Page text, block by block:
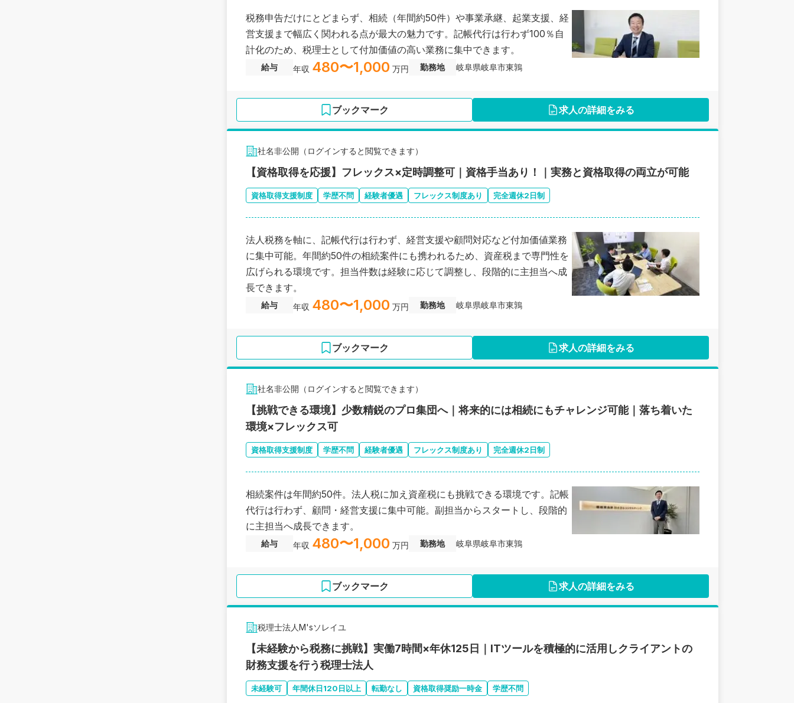
税務申告だけにとどまらず、相続（年間約50件）や事業承継、起業支援、経
営支援まで幅広く関われる点が最大の魅力です。記帳代行は行わず100％自
計化のため、税理士として付加価値の高い業務に集中できます。
給与 年収 480〜1,000 万円 勤務地 岐阜県岐阜市東鶉
ブックマーク 求人の詳細をみる
社名非公開（ログインすると閲覧できます）
【資格取得を応援】フレックス×定時調整可｜資格手当あり！｜実務と資格取得の両立が可能
資格取得支援制度 学歴不問 経験者優遇 フレックス制度あり 完全週休2日制
法人税務を軸に、記帳代行は行わず、経営支援や顧問対応など付加価値業務
に集中可能。年間約50件の相続案件にも携われるため、資産税まで専門性を
広げられる環境です。担当件数は経験に応じて調整し、段階的に主担当へ成
長できます。
給与 年収 480〜1,000 万円 勤務地 岐阜県岐阜市東鶉
ブックマーク 求人の詳細をみる
社名非公開（ログインすると閲覧できます）
【挑戦できる環境】少数精鋭のプロ集団へ｜将来的には相続にもチャレンジ可能｜落ち着いた
環境×フレックス可
資格取得支援制度 学歴不問 経験者優遇 フレックス制度あり 完全週休2日制
相続案件は年間約50件。法人税に加え資産税にも挑戦できる環境です。記帳
代行は行わず、顧問・経営支援に集中可能。副担当からスタートし、段階的
に主担当へ成長できます。
給与 年収 480〜1,000 万円 勤務地 岐阜県岐阜市東鶉
ブックマーク 求人の詳細をみる
税理士法人M'sソレイユ
【未経験から税務に挑戦】実働7時間×年休125日｜ITツールを積極的に活用しクライアントの
財務支援を行う税理士法人
未経験可 年間休日120日以上 転勤なし 資格取得奨励一時金 学歴不問